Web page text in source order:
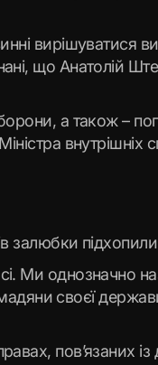
вирішуватися
що Анатолій
а також –
підхопили
Ми однозначно
своєї
пов’язаних